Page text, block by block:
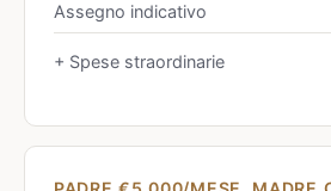
Assegno indicativo
+ Spese straordinarie